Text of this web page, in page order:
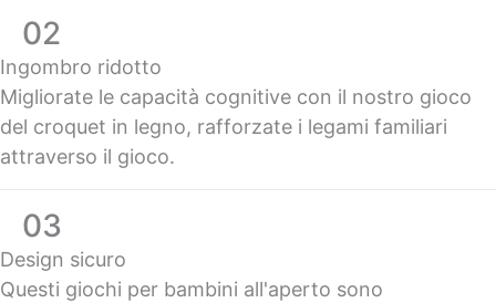
02
Ingombro ridotto
Migliorate le capacità cognitive con il nostro gioco
del croquet in legno, rafforzate i legami familiari
attraverso il gioco.
03
Design sicuro
Questi giochi per bambini all'aperto sono